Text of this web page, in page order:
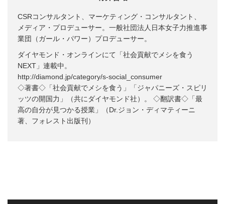
CSRコンサルタント、マーケティング・コンサルタント、
メディア・プロデューサー。一般社団法人日本女子力推進事
業団（ガール・パワー）プロデューサー。
ダイヤモンド・オンラインにて「社会貢献でメシを食う
NEXT」連載中。
http://diamond.jp/category/s-social_consumer
◇著書◇「社会貢献でメシを食う」「ジャパニーズ・スピリ
ッツの開国力」（共にダイヤモンド社）。 ◇翻訳書◇「最
高の自分が見つかる授業」（Dr.ジョン・ディマティーニ
著、フォレスト出版刊）